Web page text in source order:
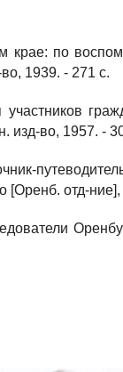
крае: по
1939. - 271 с.
изд-во, 1957. -
[Оренб. отд-